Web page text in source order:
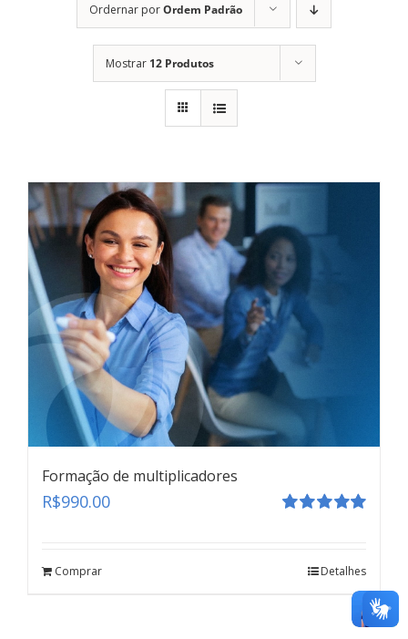
Ordernar porOrdem Padrão
Mostrar 12 Produtos
Formação de multiplicadores
R$990.00
Comprar Detalhes